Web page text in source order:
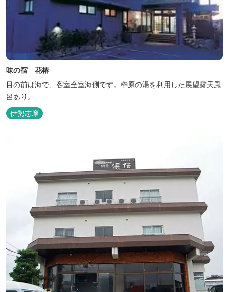
味の宿 花椿
目の前は海で、客室全室海側です。榊原の湯を利用した展望露天風
呂あり。
伊勢志摩